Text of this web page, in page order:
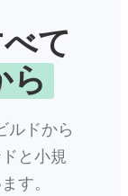
て
ら
ルドから
と小規
す。